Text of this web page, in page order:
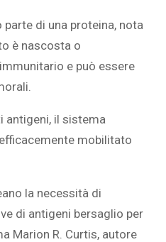
di una proteina, nota
è nascosta o
e può essere
antigeni, il sistema
mobilitato
la necessità di
di antigeni bersaglio per
Marion R. Curtis, autore